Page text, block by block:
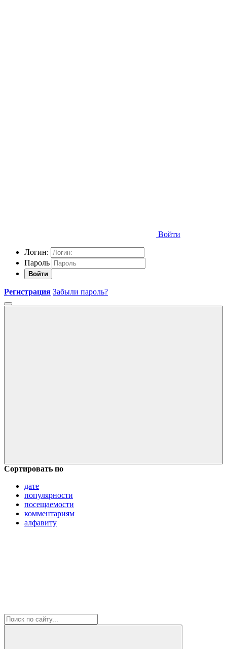
Войти
Логин:
Пароль
Войти
Регистрация Забыли пароль?
Сортировать по
дате
популярности
посещаемости
комментариям
алфавиту